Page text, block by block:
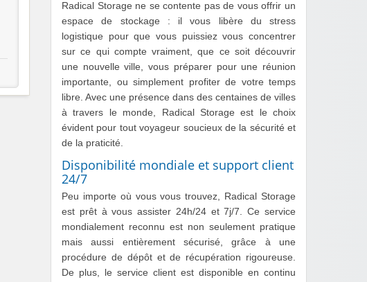
Radical Storage ne se contente pas de vous offrir un
espace de stockage : il vous libère du stress
logistique pour que vous puissiez vous concentrer
sur ce qui compte vraiment, que ce soit découvrir
une nouvelle ville, vous préparer pour une réunion
importante, ou simplement profiter de votre temps
libre. Avec une présence dans des centaines de villes
à travers le monde, Radical Storage est le choix
évident pour tout voyageur soucieux de la sécurité et
de la praticité.
Disponibilité mondiale et support client
24/7
Peu importe où vous vous trouvez, Radical Storage
est prêt à vous assister 24h/24 et 7j/7. Ce service
mondialement reconnu est non seulement pratique
mais aussi entièrement sécurisé, grâce à une
procédure de dépôt et de récupération rigoureuse.
De plus, le service client est disponible en continu